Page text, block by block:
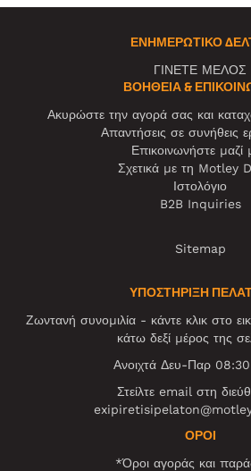
ΕΝΗΜΕΡΩΤΙΚΌ
ΓΙΝΕΤΕ ΜΕΛΟΣ
ΒΟΉΘΕΙΑ &
Ακυρώστε την αγορά σας και
Απαντήσεις σε συνήθεις
Επικοινωνήστε μαζί
Σχετικά με τη Motley
Ιστολόγιο
B2B Inquiries
Sitemap
ΥΠΟΣΤΗΡΙΞΗ
Ζωντανή συνομιλία - κάντε κλικ στο
κάτω δεξί μέρος της
Ανοιχτά Δευ-Παρ
Στείλτε email στη
ΌΡΟΙ
*Όροι αγοράς και